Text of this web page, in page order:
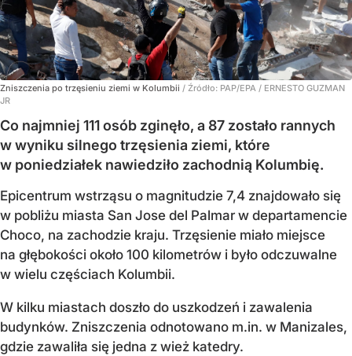
Zniszczenia po trzęsieniu ziemi w Kolumbii / Źródło: PAP/EPA / ERNESTO GUZMAN
JR
Co najmniej 111 osób zginęło, a 87 zostało rannych
w wyniku silnego trzęsienia ziemi, które
w poniedziałek nawiedziło zachodnią Kolumbię.
Epicentrum wstrząsu o magnitudzie 7,4 znajdowało się
w pobliżu miasta San Jose del Palmar w departamencie
Choco, na zachodzie kraju. Trzęsienie miało miejsce
na głębokości około 100 kilometrów i było odczuwalne
w wielu częściach Kolumbii.
W kilku miastach doszło do uszkodzeń i zawalenia
budynków. Zniszczenia odnotowano m.in. w Manizales,
gdzie zawaliła się jedna z wież katedry.